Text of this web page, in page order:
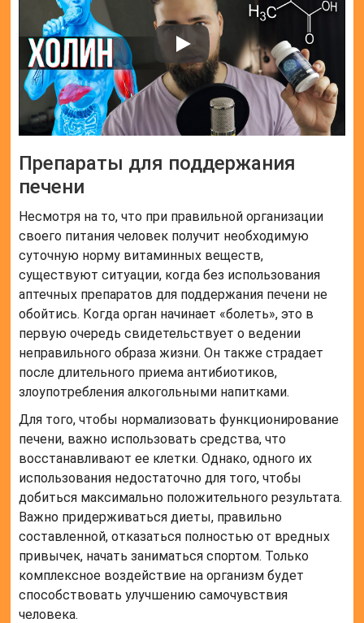
Препараты для поддержания
печени
Несмотря на то, что при правильной организации
своего питания человек получит необходимую
суточную норму витаминных веществ,
существуют ситуации, когда без использования
аптечных препаратов для поддержания печени не
обойтись. Когда орган начинает «болеть», это в
первую очередь свидетельствует о ведении
неправильного образа жизни. Он также страдает
после длительного приема антибиотиков,
злоупотребления алкогольными напитками.
Для того, чтобы нормализовать функционирование
печени, важно использовать средства, что
восстанавливают ее клетки. Однако, одного их
использования недостаточно для того, чтобы
добиться максимально положительного результата.
Важно придерживаться диеты, правильно
составленной, отказаться полностью от вредных
привычек, начать заниматься спортом. Только
комплексное воздействие на организм будет
способствовать улучшению самочувствия
человека.